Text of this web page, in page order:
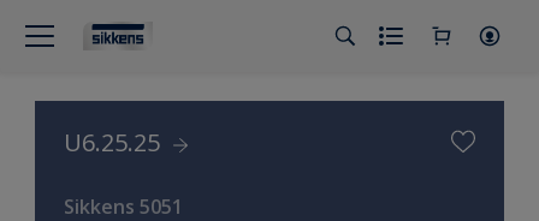
U6.25.25
Sikkens 5051